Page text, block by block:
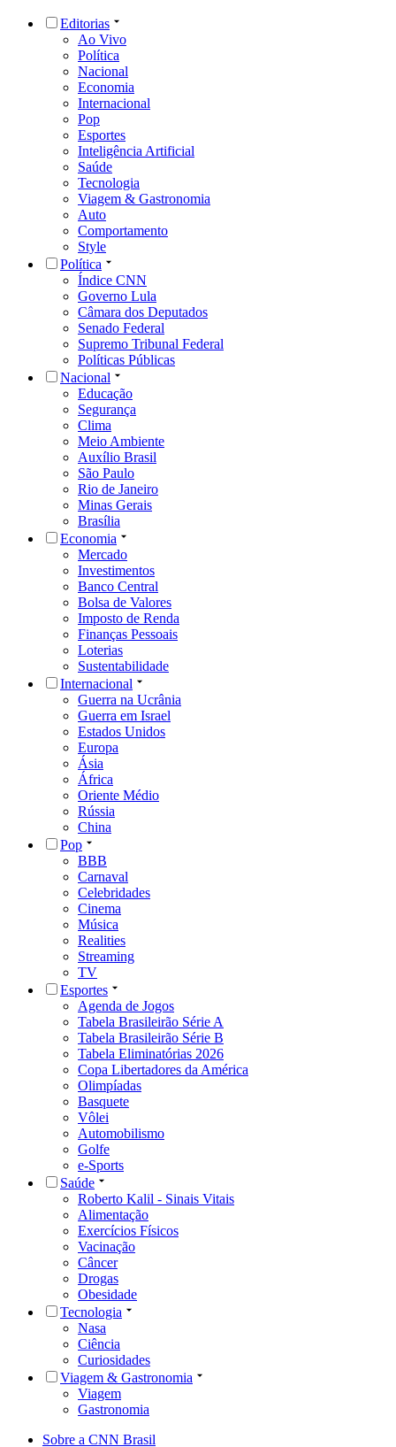
Editorias
Ao Vivo
Política
Nacional
Economia
Internacional
Pop
Esportes
Inteligência Artificial
Saúde
Tecnologia
Viagem & Gastronomia
Auto
Comportamento
Style
Política
Índice CNN
Governo Lula
Câmara dos Deputados
Senado Federal
Supremo Tribunal Federal
Políticas Públicas
Nacional
Educação
Segurança
Clima
Meio Ambiente
Auxílio Brasil
São Paulo
Rio de Janeiro
Minas Gerais
Brasília
Economia
Mercado
Investimentos
Banco Central
Bolsa de Valores
Imposto de Renda
Finanças Pessoais
Loterias
Sustentabilidade
Internacional
Guerra na Ucrânia
Guerra em Israel
Estados Unidos
Europa
Ásia
África
Oriente Médio
Rússia
China
Pop
BBB
Carnaval
Celebridades
Cinema
Música
Realities
Streaming
TV
Esportes
Agenda de Jogos
Tabela Brasileirão Série A
Tabela Brasileirão Série B
Tabela Eliminatórias 2026
Copa Libertadores da América
Olimpíadas
Basquete
Vôlei
Automobilismo
Golfe
e-Sports
Saúde
Roberto Kalil - Sinais Vitais
Alimentação
Exercícios Físicos
Vacinação
Câncer
Drogas
Obesidade
Tecnologia
Nasa
Ciência
Curiosidades
Viagem & Gastronomia
Viagem
Gastronomia
Sobre a CNN Brasil